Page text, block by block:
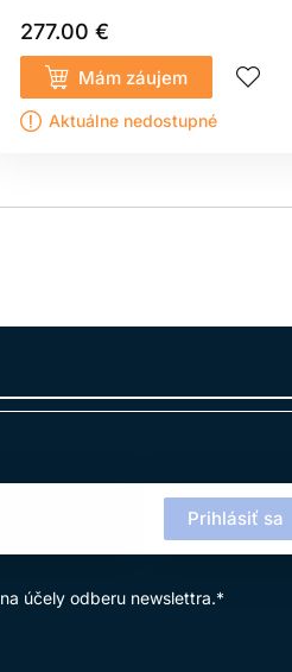
277.00 €
Mám záujem
Aktuálne nedostupné
Prihlásiť sa
na účely odberu newslettra.*